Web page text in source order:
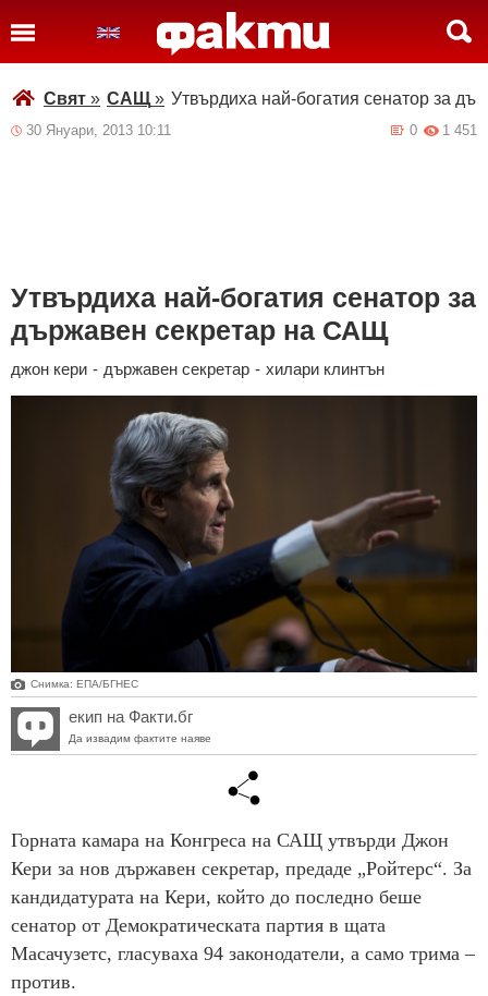
Свят » САЩ» Утвърдиха най-богатия сенатор за
30 Януари, 2013 10:11 1 451
0
Утвърдиха най-богатия сенатор за
държавен секретар на САЩ
джон кери - държавен секретар - хилари клинтън
Снимка: ЕПА/БГНЕС
екип на Факти.бг
Да извадим фактите наяве
Горната камара на Конгреса на САЩ утвърди Джон
Кери за нов държавен секретар, предаде „Ройтерс“. За
кандидатурата на Кери, който до последно беше
сенатор от Демократическата партия в щата
Масачузетс, гласуваха 94 законодатели, а само трима –
против.